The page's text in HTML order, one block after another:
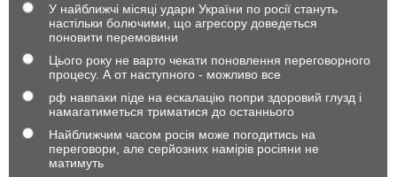
У найближчі місяці удари України по росії стануть
настільки болючими, що агресору доведеться
поновити перемовини
Цього року не варто чекати поновлення переговорного
процесу. А от наступного - можливо все
рф навпаки піде на ескалацію попри здоровий глузд і
намагатиметься триматися до останнього
Найближчим часом росія може погодитись на
переговори, але серйозних намірів росіяни не
матимуть